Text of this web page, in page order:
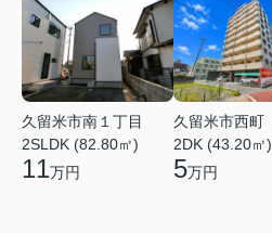
久留米市南１丁目
2SLDK (82.80㎡)
11万円
久留米市西町
2DK (43.20㎡)
5万円